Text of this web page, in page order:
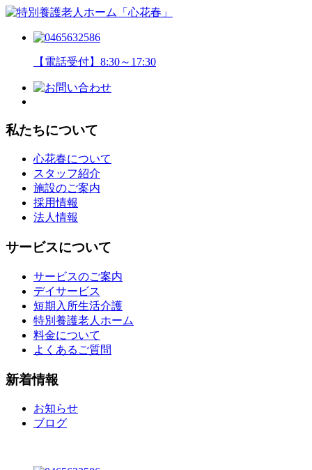
【電話受付】8:30～17:30
私たちについて
心花春について
スタッフ紹介
施設のご案内
採用情報
法人情報
サービスについて
サービスのご案内
デイサービス
短期入所生活介護
特別養護老人ホーム
料金について
よくあるご質問
新着情報
お知らせ
ブログ